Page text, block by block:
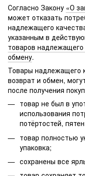
Согласно Закону «О
может отказать
надлежащего
указанным в
товаров
обмену.
Товары надлежащего
возврат и обмен,
после получения
товар не был в
использования
потёртостей,
товар полностью
упаковка;
сохранены все